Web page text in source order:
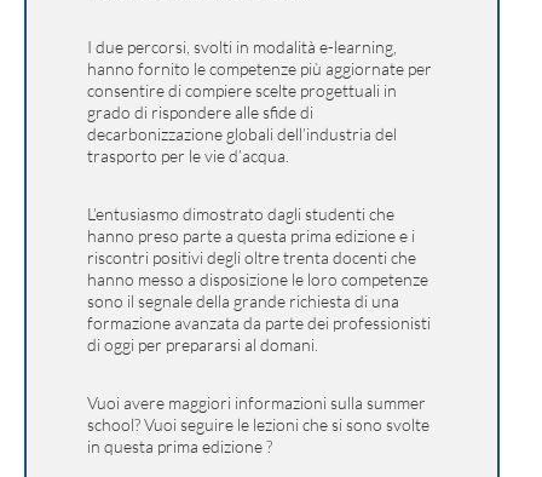
I due percorsi, svolti in modalità e-learning,
hanno fornito le competenze più aggiornate per
consentire di compiere scelte progettuali in
grado di rispondere alle sfide di
decarbonizzazione globali dell’industria del
trasporto per le vie d’acqua.
L’entusiasmo dimostrato dagli studenti che
hanno preso parte a questa prima edizione e i
riscontri positivi degli oltre trenta docenti che
hanno messo a disposizione le loro competenze
sono il segnale della grande richiesta di una
formazione avanzata da parte dei professionisti
di oggi per prepararsi al domani.
Vuoi avere maggiori informazioni sulla summer
school? Vuoi seguire le lezioni che si sono svolte
in questa prima edizione ?